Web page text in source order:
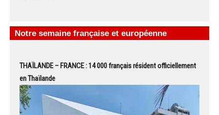
Notre semaine française et européenne
THAÏLANDE – FRANCE : 14 000 français résident officiellement
en Thaïlande